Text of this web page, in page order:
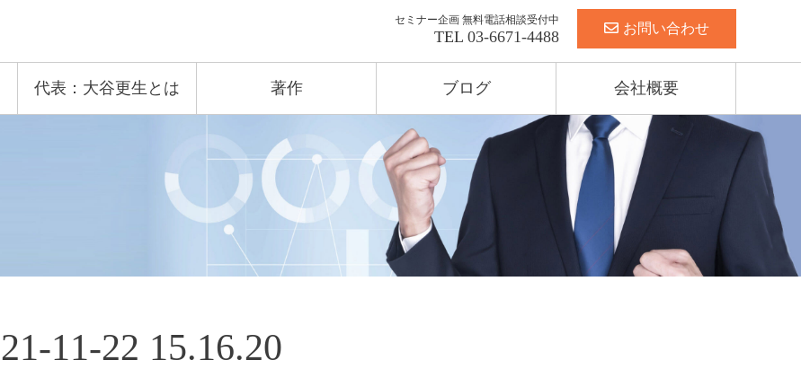
セミナー企画 無料電話相談受付中
TEL 03-6671-4488 お問い合わせ
代表：大谷更生とは 著作 ブログ 会社概要
11-22 15.16.20